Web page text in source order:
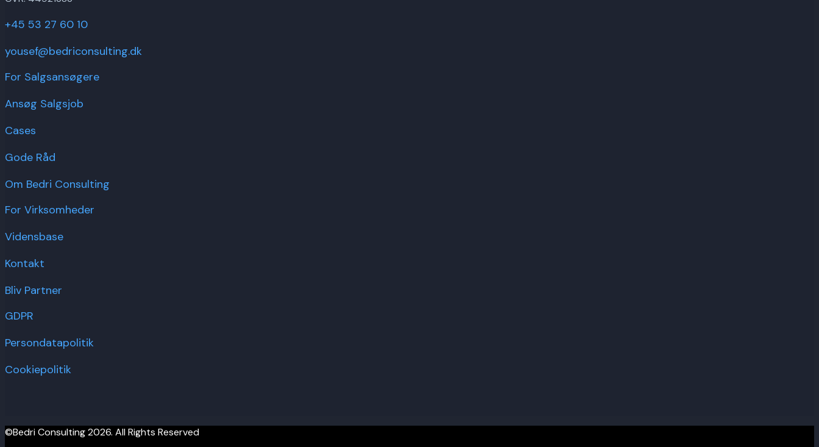
+45 53 27 60 10
yousef@bedriconsulting.dk
For Salgsansøgere
Ansøg Salgsjob
Cases
Gode Råd
Om Bedri Consulting
For Virksomheder
Vidensbase
Kontakt
Bliv Partner
GDPR
Persondatapolitik
Cookiepolitik
©Bedri Consulting 2026. All Rights Reserved